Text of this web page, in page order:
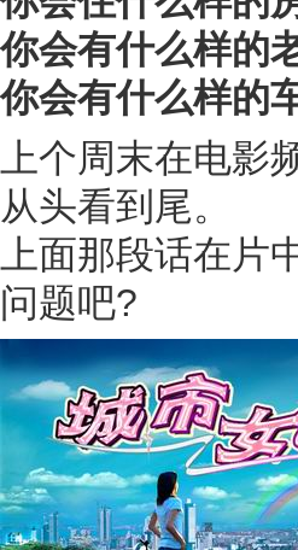
你会有什么样的
你会有什么样的
上个周末在电
从头看到尾。
上面那段话在
问题吧?